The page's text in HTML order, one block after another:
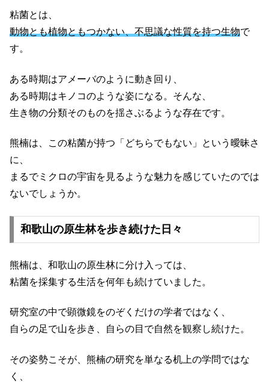
粘菌とは、
動物とも植物ともつかない、不思議な性質を持つ生物で
す。
ある時期はアメーバのように動き回り、
ある時期はキノコのような姿になる。そんな、
生き物の分類そのものを揺さぶるような存在です。
熊楠は、この粘菌が持つ「どちらでもない」という曖昧さ
に、
まるでミクロの宇宙を見るような魅力を感じていたのでは
ないでしょうか。
和歌山の原生林を歩き続けた日々
熊楠は、和歌山の原生林に分け入っては、
粘菌を採集する生活を何年も続けていました。
研究室の中で顕微鏡をのぞくだけの学者ではなく、
自らの足で山を歩き、自らの目で自然を観察し続けた。
その姿勢こそが、熊楠の研究を単なる机上の学問ではな
く、